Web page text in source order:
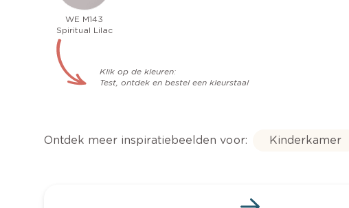
WE M143
Spiritual Lilac
Klik op de kleuren:
Test, ontdek en bestel een kleurstaal
Ontdek meer inspiratiebeelden voor: Kinderkamer